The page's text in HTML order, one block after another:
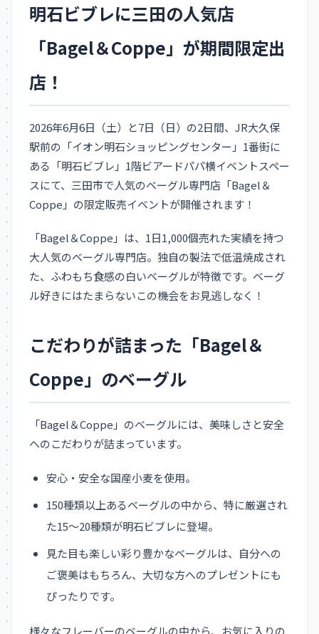
明石ビブレに三田の人気店
「Bagel＆Coppe」が期間限定出
店！
2026年6月6日（土）と7日（日）の2日間、JR大久保
駅前の「イオン明石ショッピングセンター」1番街に
ある「明石ビブレ」1階ビアードパパ横イベントスペー
スにて、三田市で人気のベーグル専門店「Bagel＆
Coppe」の限定販売イベントが開催されます！
「Bagel＆Coppe」は、1日1,000個売れた実績を持つ
大人気のベーグル専門店。独自の製法で低温焼成され
た、ふわもち食感の白いベーグルが特徴です。ベーグ
ル好きにはたまらないこの機会をお見逃しなく！
こだわりが詰まった「Bagel＆
Coppe」のベーグル
「Bagel＆Coppe」のベーグルには、美味しさと安全
へのこだわりが詰まっています。
安心・安全な国産小麦を使用。
150種類以上あるベーグルの中から、特に厳選され
た15〜20種類が明石ビブレに登場。
見た目も楽しい彩り豊かなベーグルは、自分への
ご褒美はもちろん、大切な方へのプレゼントにも
ぴったりです。